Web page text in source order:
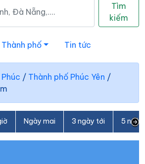
Tìm
kiếm
phố Tin tức
/ Thành phố Phúc Yên /
Ngày mai 3 ngày tới 5